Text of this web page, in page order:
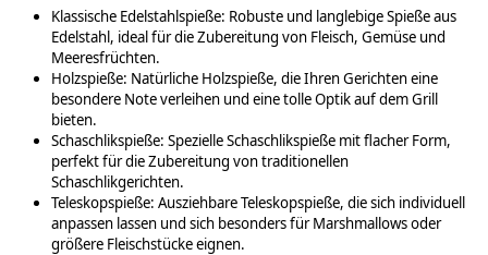
Klassische Edelstahlspieße: Robuste und langlebige Spieße aus
Edelstahl, ideal für die Zubereitung von Fleisch, Gemüse und
Meeresfrüchten.
Holzspieße: Natürliche Holzspieße, die Ihren Gerichten eine
besondere Note verleihen und eine tolle Optik auf dem Grill
bieten.
Schaschlikspieße: Spezielle Schaschlikspieße mit flacher Form,
perfekt für die Zubereitung von traditionellen
Schaschlikgerichten.
Teleskopspieße: Ausziehbare Teleskopspieße, die sich individuell
anpassen lassen und sich besonders für Marshmallows oder
größere Fleischstücke eignen.